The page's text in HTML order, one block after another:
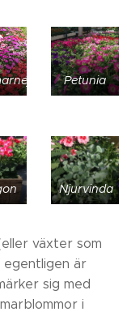
Petunia
Njurvinda
växter som
egentligen är
sig med
i